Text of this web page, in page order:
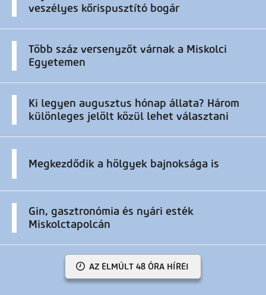
veszélyes kőrispusztító bogár
Több száz versenyzőt várnak a Miskolci
Egyetemen
Ki legyen augusztus hónap állata? Három
különleges jelölt közül lehet választani
Megkezdődik a hölgyek bajnoksága is
Gin, gasztronómia és nyári esték
Miskolctapolcán
AZ ELMÚLT 48 ÓRA HÍREI